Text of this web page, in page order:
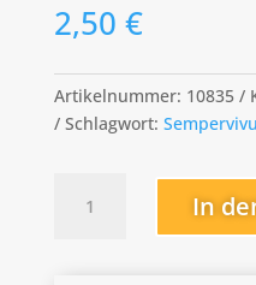
2,50 €
Artikelnummer: 10835
Schlagwort:
In